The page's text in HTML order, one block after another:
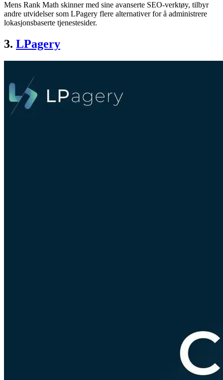
Mens Rank Math skinner med sine avanserte SEO-verktøy, tilbyr
andre utvidelser som LPagery flere alternativer for å administrere
lokasjonsbaserte tjenestesider.
3. LPagery